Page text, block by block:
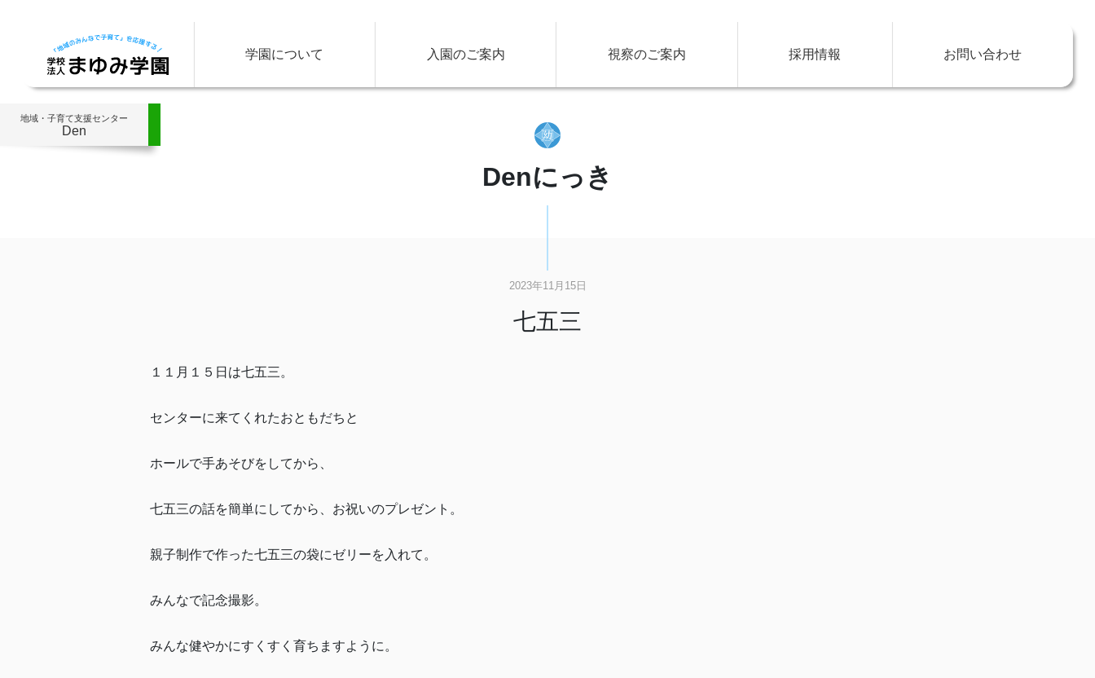
学園について 入園のご案内 視察のご案内 採用情報 お問い合わせ
地域・子育て支援センター
Den
Denにっき
2023年11月15日
七五三
１１月１５日は七五三。
センターに来てくれたおともだちと
ホールで手あそびをしてから、
七五三の話を簡単にしてから、お祝いのプレゼント。
親子制作で作った七五三の袋にゼリーを入れて。
みんなで記念撮影。
みんな健やかにすくすく育ちますように。